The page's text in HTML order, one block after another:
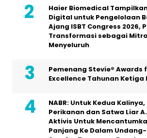
Haier Biomedical
Digital untuk Pengelolaan
Ajang ISBT Congress 2026,
Transformasi sebagai
Menyeluruh
Pemenang Stevie® Awards
Excellence Tahunan Ketiga
NABR: Untuk Kedua Kalinya,
Perikanan dan Satwa Liar
Aktivis Untuk
Panjang Ke Dalam